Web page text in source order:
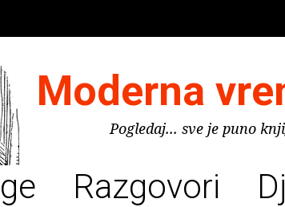
Moderna
Pogledaj... sve je puno
Razgovori